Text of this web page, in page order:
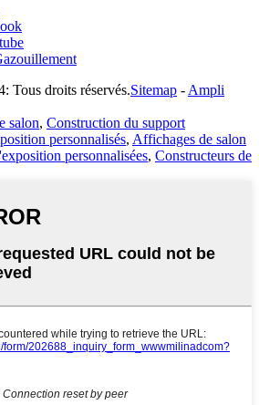
Tous droits réservés.Sitemap - Ampli
salon, Construction du support
personnalisés, Affichages de salon
personnalisées, Constructeurs de